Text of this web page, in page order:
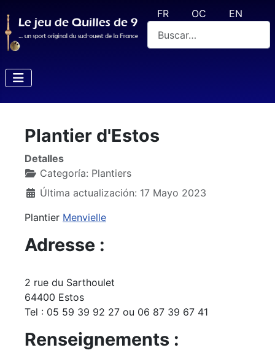
Seleccione su idioma
FR OC
EN
Plantier d'Estos
Detalles
Categoría: Plantiers
Última actualización: 17 Mayo 2023
Plantier Menvielle
Adresse :
2 rue du Sarthoulet
64400 Estos
Tel : 05 59 39 92 27 ou 06 87 39 67 41
Renseignements :